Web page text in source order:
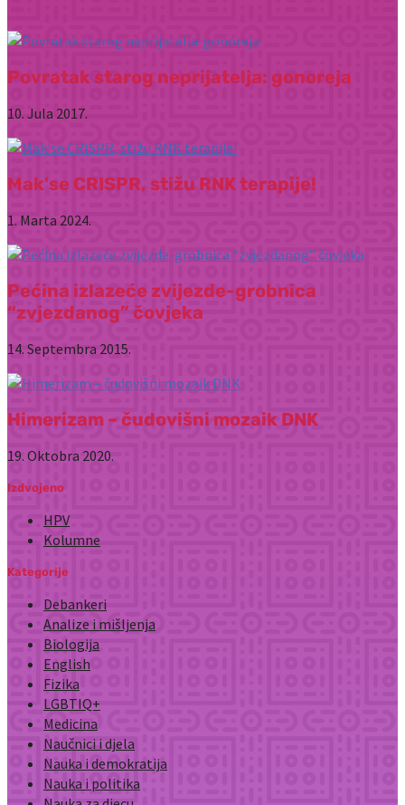
Povratak starog neprijatelja: gonoreja
10. Jula 2017.
Mak'se CRISPR, stižu RNK terapije!
1. Marta 2024.
Pećina izlazeće zvijezde-grobnica
“zvjezdanog” čovjeka
14. Septembra 2015.
Himerizam – čudovišni mozaik DNK
19. Oktobra 2020.
Izdvojeno
HPV
Kolumne
Kategorije
Debankeri
Analize i mišljenja
Biologija
English
Fizika
LGBTIQ+
Medicina
Naučnici i djela
Nauka i demokratija
Nauka i politika